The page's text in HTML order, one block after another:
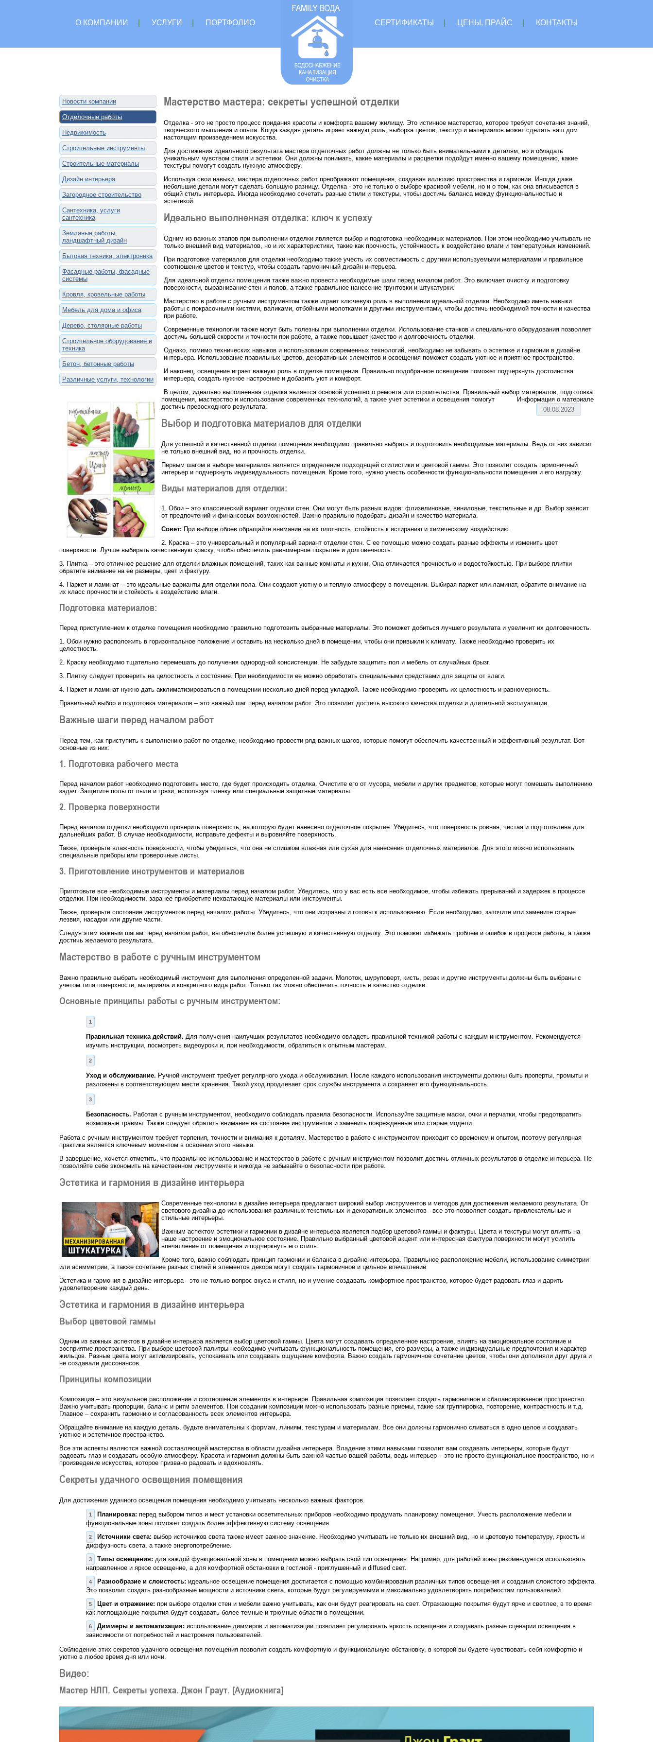
О КОМПАНИИ УСЛУГИ ПОРТФОЛИО СЕРТИФИКАТЫ ЦЕНЫ, ПРАЙС КОНТАКТЫ
Новости компании
Отделочные работы
Недвижимость
Строительные инструменты
Строительные материалы
Дизайн интерьера
Загородное строительство
Сантехника, услуги
сантехника
Земляные работы,
ландшафтный дизайн
Бытовая техника, электроника
Фасадные работы, фасадные
системы
Кровля, кровельные работы
Мебель для дома и офиса
Дерево, столярные работы
Строительное оборудование и
техника
Бетон, бетонные работы
Различные услуги, технологии
Мастерство мастера: секреты успешной отделки
Информация о материале
08.08.2023
Отделка - это не просто процесс придания красоты и комфорта вашему жилищу. Это истинное мастерство, которое требует сочетания знаний,
творческого мышления и опыта. Когда каждая деталь играет важную роль, выборка цветов, текстур и материалов может сделать ваш дом
настоящим произведением искусства.
Для достижения идеального результата мастера отделочных работ должны не только быть внимательными к деталям, но и обладать
уникальным чувством стиля и эстетики. Они должны понимать, какие материалы и расцветки подойдут именно вашему помещению, какие
текстуры помогут создать нужную атмосферу.
Используя свои навыки, мастера отделочных работ преображают помещения, создавая иллюзию пространства и гармонии. Иногда даже
небольшие детали могут сделать большую разницу. Отделка - это не только о выборе красивой мебели, но и о том, как она вписывается в
общий стиль интерьера. Иногда необходимо сочетать разные стили и текстуры, чтобы достичь баланса между функциональностью и
эстетикой.
Идеально выполненная отделка: ключ к успеху
Одним из важных этапов при выполнении отделки является выбор и подготовка необходимых материалов. При этом необходимо учитывать не
только внешний вид материалов, но и их характеристики, такие как прочность, устойчивость к воздействию влаги и температурных изменений.
При подготовке материалов для отделки необходимо также учесть их совместимость с другими используемыми материалами и правильное
соотношение цветов и текстур, чтобы создать гармоничный дизайн интерьера.
Для идеальной отделки помещения также важно провести необходимые шаги перед началом работ. Это включает очистку и подготовку
поверхности, выравнивание стен и полов, а также правильное нанесение грунтовки и штукатурки.
Мастерство в работе с ручным инструментом также играет ключевую роль в выполнении идеальной отделки. Необходимо иметь навыки
работы с покрасочными кистями, валиками, отбойными молотками и другими инструментами, чтобы достичь необходимой точности и качества
при работе.
Современные технологии также могут быть полезны при выполнении отделки. Использование станков и специального оборудования позволяет
достичь большей скорости и точности при работе, а также повышает качество и долговечность отделки.
Однако, помимо технических навыков и использования современных технологий, необходимо не забывать о эстетике и гармонии в дизайне
интерьера. Использование правильных цветов, декоративных элементов и освещения поможет создать уютное и приятное пространство.
И наконец, освещение играет важную роль в отделке помещения. Правильно подобранное освещение поможет подчеркнуть достоинства
интерьера, создать нужное настроение и добавить уют и комфорт.
В целом, идеально выполненная отделка является основой успешного ремонта или строительства. Правильный выбор материалов, подготовка
помещения, мастерство и использование современных технологий, а также учет эстетики и освещения помогут
достичь превосходного результата.
Выбор и подготовка материалов для отделки
Для успешной и качественной отделки помещения необходимо правильно выбрать и подготовить необходимые материалы. Ведь от них зависит
не только внешний вид, но и прочность отделки.
Первым шагом в выборе материалов является определение подходящей стилистики и цветовой гаммы. Это позволит создать гармоничный
интерьер и подчеркнуть индивидуальность помещения. Кроме того, нужно учесть особенности функциональности помещения и его нагрузку.
Виды материалов для отделки:
1. Обои – это классический вариант отделки стен. Они могут быть разных видов: флизелиновые, виниловые, текстильные и др. Выбор зависит
от предпочтений и финансовых возможностей. Важно правильно подобрать дизайн и качество материала.
Совет: При выборе обоев обращайте внимание на их плотность, стойкость к истиранию и химическому воздействию.
2. Краска – это универсальный и популярный вариант отделки стен. С ее помощью можно создать разные эффекты и изменить цвет
поверхности. Лучше выбирать качественную краску, чтобы обеспечить равномерное покрытие и долговечность.
3. Плитка – это отличное решение для отделки влажных помещений, таких как ванные комнаты и кухни. Она отличается прочностью и водостойкостью. При выборе плитки
обратите внимание на ее размеры, цвет и фактуру.
4. Паркет и ламинат – это идеальные варианты для отделки пола. Они создают уютную и теплую атмосферу в помещении. Выбирая паркет или ламинат, обратите внимание на
их класс прочности и стойкость к воздействию влаги.
Подготовка материалов:
Перед приступлением к отделке помещения необходимо правильно подготовить выбранные материалы. Это поможет добиться лучшего результата и увеличит их долговечность.
1. Обои нужно расположить в горизонтальное положение и оставить на несколько дней в помещении, чтобы они привыкли к климату. Также необходимо проверить их
целостность.
2. Краску необходимо тщательно перемешать до получения однородной консистенции. Не забудьте защитить пол и мебель от случайных брызг.
3. Плитку следует проверить на целостность и состояние. При необходимости ее можно обработать специальными средствами для защиты от влаги.
4. Паркет и ламинат нужно дать акклиматизироваться в помещении несколько дней перед укладкой. Также необходимо проверить их целостность и равномерность.
Правильный выбор и подготовка материалов – это важный шаг перед началом работ. Это позволит достичь высокого качества отделки и длительной эксплуатации.
Важные шаги перед началом работ
Перед тем, как приступить к выполнению работ по отделке, необходимо провести ряд важных шагов, которые помогут обеспечить качественный и эффективный результат. Вот
основные из них:
1. Подготовка рабочего места
Перед началом работ необходимо подготовить место, где будет происходить отделка. Очистите его от мусора, мебели и других предметов, которые могут помешать выполнению
задач. Защитите полы от пыли и грязи, используя пленку или специальные защитные материалы.
2. Проверка поверхности
Перед началом отделки необходимо проверить поверхность, на которую будет нанесено отделочное покрытие. Убедитесь, что поверхность ровная, чистая и подготовлена для
дальнейших работ. В случае необходимости, исправьте дефекты и выровняйте поверхность.
Также, проверьте влажность поверхности, чтобы убедиться, что она не слишком влажная или сухая для нанесения отделочных материалов. Для этого можно использовать
специальные приборы или проверочные листы.
3. Приготовление инструментов и материалов
Приготовьте все необходимые инструменты и материалы перед началом работ. Убедитесь, что у вас есть все необходимое, чтобы избежать прерываний и задержек в процессе
отделки. При необходимости, заранее приобретите нехватающие материалы или инструменты.
Также, проверьте состояние инструментов перед началом работы. Убедитесь, что они исправны и готовы к использованию. Если необходимо, заточите или замените старые
лезвия, насадки или другие части.
Следуя этим важным шагам перед началом работ, вы обеспечите более успешную и качественную отделку. Это поможет избежать проблем и ошибок в процессе работы, а также
достичь желаемого результата.
Мастерство в работе с ручным инструментом
Важно правильно выбрать необходимый инструмент для выполнения определенной задачи. Молоток, шуруповерт, кисть, резак и другие инструменты должны быть выбраны с
учетом типа поверхности, материала и конкретного вида работ. Только так можно обеспечить точность и качество отделки.
Основные принципы работы с ручным инструментом:
Правильная техника действий. Для получения наилучших результатов необходимо овладеть правильной техникой работы с каждым инструментом. Рекомендуется
изучить инструкции, посмотреть видеоуроки и, при необходимости, обратиться к опытным мастерам.
Уход и обслуживание. Ручной инструмент требует регулярного ухода и обслуживания. После каждого использования инструменты должны быть проперты, промыты и
разложены в соответствующем месте хранения. Такой уход продлевает срок службы инструмента и сохраняет его функциональность.
Безопасность. Работая с ручным инструментом, необходимо соблюдать правила безопасности. Используйте защитные маски, очки и перчатки, чтобы предотвратить
возможные травмы. Также следует обратить внимание на состояние инструментов и заменить поврежденные или старые модели.
Работа с ручным инструментом требует терпения, точности и внимания к деталям. Мастерство в работе с инструментом приходит со временем и опытом, поэтому регулярная
практика является ключевым моментом в освоении этого навыка.
В завершение, хочется отметить, что правильное использование и мастерство в работе с ручным инструментом позволит достичь отличных результатов в отделке интерьера. Не
позволяйте себе экономить на качественном инструменте и никогда не забывайте о безопасности при работе.
Эстетика и гармония в дизайне интерьера
Современные технологии в дизайне интерьера предлагают широкий выбор инструментов и методов для достижения желаемого результата. От
светового дизайна до использования различных текстильных и декоративных элементов - все это позволяет создать привлекательные и
стильные интерьеры.
Важным аспектом эстетики и гармонии в дизайне интерьера является подбор цветовой гаммы и фактуры. Цвета и текстуры могут влиять на
наше настроение и эмоциональное состояние. Правильно выбранный цветовой акцент или интересная фактура поверхности могут усилить
впечатление от помещения и подчеркнуть его стиль.
Кроме того, важно соблюдать принцип гармонии и баланса в дизайне интерьера. Правильное расположение мебели, использование симметрии
или асимметрии, а также сочетание разных стилей и элементов декора могут создать гармоничное и цельное впечатление
Эстетика и гармония в дизайне интерьера - это не только вопрос вкуса и стиля, но и умение создавать комфортное пространство, которое будет радовать глаз и дарить
удовлетворение каждый день.
Эстетика и гармония в дизайне интерьера
Выбор цветовой гаммы
Одним из важных аспектов в дизайне интерьера является выбор цветовой гаммы. Цвета могут создавать определенное настроение, влиять на эмоциональное состояние и
восприятие пространства. При выборе цветовой палитры необходимо учитывать функциональность помещения, его размеры, а также индивидуальные предпочтения и характер
жильцов. Разные цвета могут активизировать, успокаивать или создавать ощущение комфорта. Важно создать гармоничное сочетание цветов, чтобы они дополняли друг друга и
не создавали диссонансов.
Принципы композиции
Композиция – это визуальное расположение и соотношение элементов в интерьере. Правильная композиция позволяет создать гармоничное и сбалансированное пространство.
Важно учитывать пропорции, баланс и ритм элементов. При создании композиции можно использовать разные приемы, такие как группировка, повторение, контрастность и т.д.
Главное – сохранить гармонию и согласованность всех элементов интерьера.
Обращайте внимание на каждую деталь, будьте внимательны к формам, линиям, текстурам и материалам. Все они должны гармонично сливаться в одно целое и создавать
уютное и эстетичное пространство.
Все эти аспекты являются важной составляющей мастерства в области дизайна интерьера. Владение этими навыками позволит вам создавать интерьеры, которые будут
радовать глаз и создавать особую атмосферу. Красота и гармония должны быть важной частью вашей работы, ведь интерьер – это не просто функциональное пространство, но и
произведение искусства, которое призвано радовать и вдохновлять.
Секреты удачного освещения помещения
Для достижения удачного освещения помещения необходимо учитывать несколько важных факторов.
Планировка: перед выбором типов и мест установки осветительных приборов необходимо продумать планировку помещения. Учесть расположение мебели и
функциональные зоны поможет создать более эффективную систему освещения.
Источники света: выбор источников света также имеет важное значение. Необходимо учитывать не только их внешний вид, но и цветовую температуру, яркость и
диффузность света, а также энергопотребление.
Типы освещения: для каждой функциональной зоны в помещении можно выбрать свой тип освещения. Например, для рабочей зоны рекомендуется использовать
направленное и яркое освещение, а для комфортной обстановки в гостиной - приглушенный и diffused свет.
Разнообразие и слоистость: идеальное освещение помещения достигается с помощью комбинирования различных типов освещения и создания слоистого эффекта.
Это позволит создать разнообразные мощности и источники света, которые будут регулируемыми и максимально удовлетворять потребностям пользователей.
Цвет и отражение: при выборе отделки стен и мебели важно учитывать, как они будут реагировать на свет. Отражающие покрытия будут ярче и светлее, в то время
как поглощающие покрытия будут создавать более темныe и трюмные области в помещении.
Диммеры и автоматизация: использование диммеров и автоматизации позволяет регулировать яркость освещения и создавать разные сценарии освещения в
зависимости от потребностей и настроения пользователей.
Соблюдение этих секретов удачного освещения помещения позволит создать комфортную и функциональную обстановку, в которой вы будете чувствовать себя комфортно и
уютно в любое время дня или ночи.
Видео:
Мастер НЛП. Секреты успеха. Джон Граут. [Аудиокнига]